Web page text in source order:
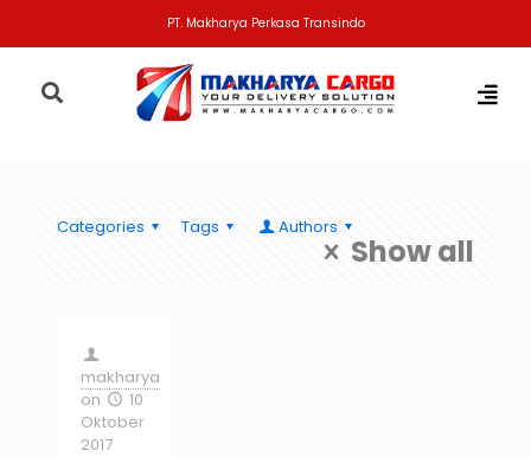
PT. Makharya Perkasa Transindo
Categories Tags Authors
Show all
makharya
on
10
Oktober
2017